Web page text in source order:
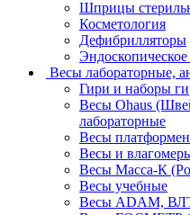
Шприцы
Косметология
Дефибрилляторы
Весы лабораторные,
Гири и наборы
Весы Ohaus
лабораторные
Весы
Весы и
Весы Масса-К
Весы учебные
Весы ADAM,